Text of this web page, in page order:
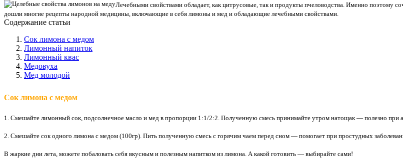
Лечебными свойствами обладает, как цитрусовые, так и продукты пчеловодства. Именно поэтому
дошли многие рецепты народной медицины, включающие в себя лимоны и мед и обладающие лечебными свойствами.
Содержание статьи
Сок лимона с медом
Лимонный напиток
Лимонный квас
Медовуха
Мед молодой
Сок лимона с медом
1. Смешайте лимонный сок, подсолнечное масло и мед в пропорции 1:1/2:2. Полученную смесь принимайте утром натощак — полезно при
2. Смешайте сок одного лимона с медом (100гр). Пить полученную смесь с горячим чаем перед сном — помогает при простудных
В жаркие дни лета, можете побаловать себя вкусным и полезным напитком из лимона. А какой готовить — выбирайте сами!